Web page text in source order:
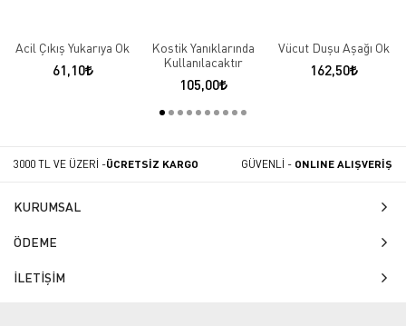
Acil Çıkış Yukarıya Ok
61,10
Kostik Yanıklarında
Kullanılacaktır
105,00
Vücut Duşu Aşağı Ok
162,50
3000 TL VE ÜZERİ -ÜCRETSİZ KARGO GÜVENLİ - ONLINE ALIŞVERİŞ
KURUMSAL
ÖDEME
İLETİŞİM